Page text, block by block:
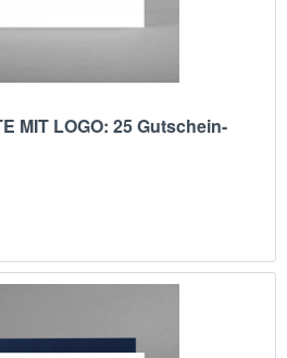
MIT LOGO: 25 Gutschein-